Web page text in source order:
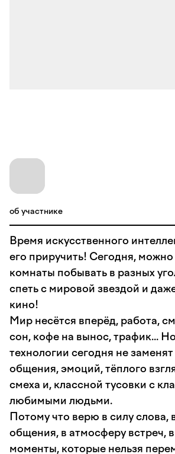
об участнике
Время искусственного
его приручить! Сегодня,
комнаты побывать в разных
спеть с мировой звездой и
кино!
Мир несётся вперёд, работа,
сон, кофе на вынос, трафик...
технологии сегодня не
общения, эмоций, тёплого
смеха и, классной тусовки с
любимыми людьми.
Потому что верю в силу слова,
общения, в атмосферу встреч,
моменты, которые нельзя